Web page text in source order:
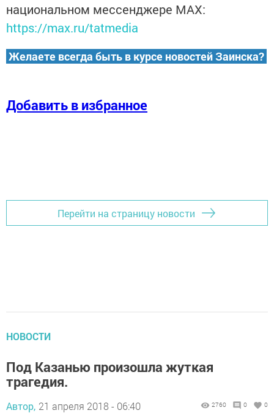
национальном мессенджере MАХ:
https://max.ru/tatmedia
Желаете всегда быть в курсе новостей Заинска?
Добавить в избранное
Перейти на страницу новости
НОВОСТИ
Под Казанью произошла жуткая
трагедия.
Автор, 21 апреля 2018 - 06:40 2760 0 0